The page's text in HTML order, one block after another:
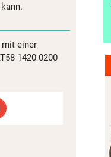
mit einer
1420 0200